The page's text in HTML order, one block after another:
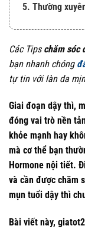
5. Thường
Các Tips chăm sóc
bạn nhanh chóng
tự tin với làn da
Giai đoạn dậy thì,
đóng vai trò nền
khỏe mạnh hay
mà cơ thể bạn
Hormone nội tiết.
và cần được chăm
mụn tuổi dậy thì
Bài viết này,